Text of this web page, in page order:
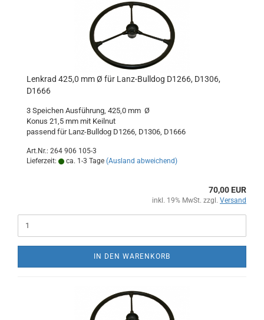
Lenkrad 425,0 mm Ø für Lanz-Bulldog D1266, D1306,
D1666
3 Speichen Ausführung, 425,0 mm Ø
Konus 21,5 mm mit Keilnut
passend für Lanz-Bulldog D1266, D1306, D1666
Art.Nr.: 264 906 105-3
Lieferzeit:
ca. 1-3 Tage (Ausland abweichend)
70,00 EUR
inkl. 19% MwSt. zzgl. Versand
IN DEN WARENKORB